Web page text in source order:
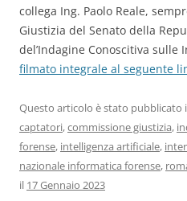
collega Ing. Paolo Reale,
Giustizia del Senato della
del’Indagine Conoscitiva
filmato integrale al seguente
Questo articolo è stato pubblicato
captatori,commissione giustizia,
forense, intelligenza artificiale,
nazionale informatica forense,
il 17 Gennaio 2023